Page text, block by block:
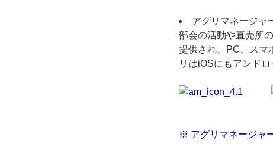
アグリマネージャ
部会の活動や直売所
提供され、PC、スマ
リはiOSにもアンドロ
※ アグリマネージャ